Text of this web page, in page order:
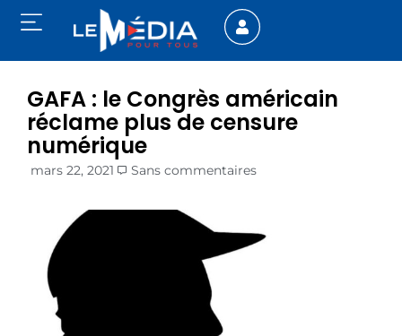
GAFA : le Congrès américain
réclame plus de censure
numérique
mars 22, 2021 Sans commentaires